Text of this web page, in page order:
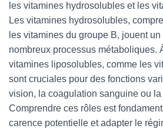
les vitamines hydrosolubles et les
Les vitamines hydrosolubles,
les vitamines du groupe B, jouent
nombreux processus métaboliques.
vitamines liposolubles, comme les
sont cruciales pour des fonctions
vision, la coagulation sanguine ou
Comprendre ces rôles est
carence potentielle et adapter le